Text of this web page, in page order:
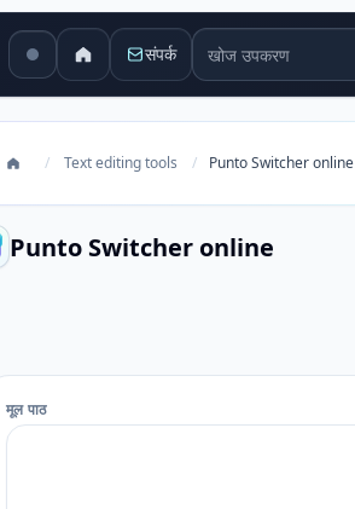
संपर्क खोज उपकरण
/ Text editing tools / Punto Switcher online
Punto Switcher online
मूल पाठ